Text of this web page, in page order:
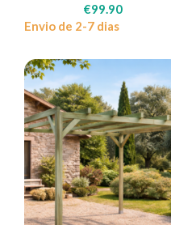
€99.90
Envio de 2-7 dias